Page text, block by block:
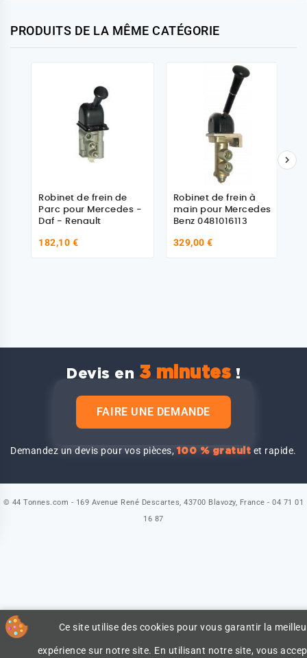
PRODUITS DE LA MÊME CATÉGORIE
Robinet de frein de
Parc pour Mercedes -
Daf - Renault
182,10 €
Robinet de frein à
main pour Mercedes
Benz 0481016113
329,00 €

Devis en 3 minutes !
FAIRE UNE DEMANDE
Demandez un devis pour vos pièces,100 % gratuit et rapide.
Ce site utilise des cookies pour vous garantir la
expérience sur notre site. En utilisant notre site, vous
© 44 Tonnes.com - 169 Avenue René Descartes, 43700 Blavozy, France - 04 71 01
16 87